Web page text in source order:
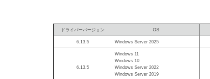
ドライバーバージョン OS
6.13.5 Windows Server 2025
6.13.5
Windows 11
Windows 10
Windows Server 2022
Windows Server 2019